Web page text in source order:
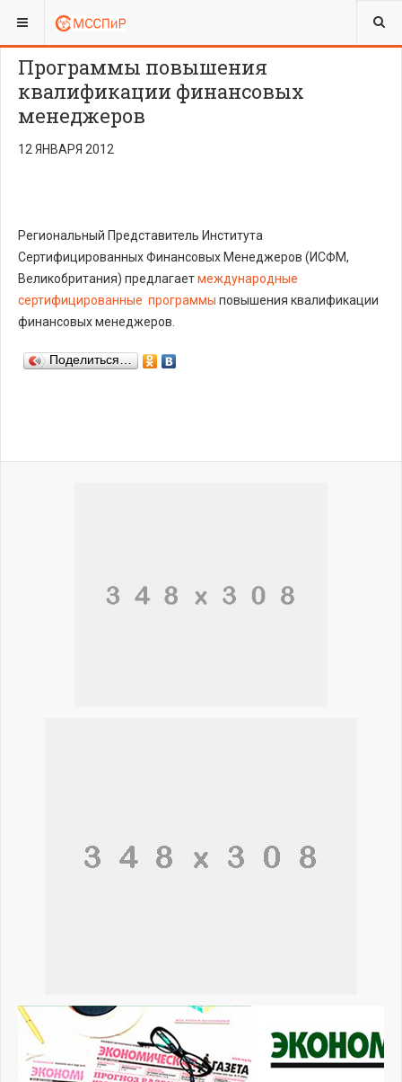
ВЫ ЗДЕСЬ:
Программы повышения
квалификации финансовых
менеджеров
12 ЯНВАРЯ 2012
Региональный Представитель Института
Сертифицированных Финансовых Менеджеров (ИСФМ,
Великобритания) предлагаетмеждународные
сертифицированные программы повышения квалификации
финансовых менеджеров.
Поделиться…